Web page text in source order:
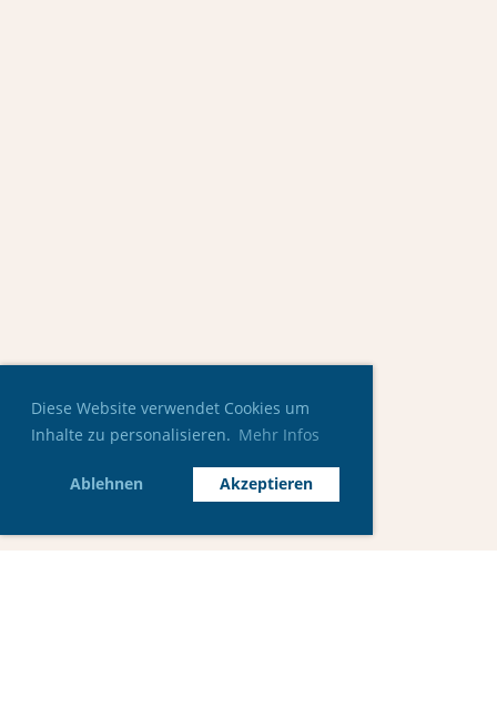
Diese Website verwendet Cookies um
Inhalte zu personalisieren. Mehr Infos
Ablehnen Akzeptieren